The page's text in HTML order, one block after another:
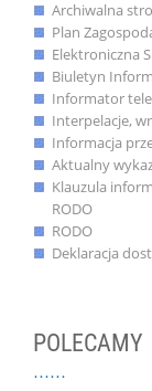
Archiwalna
Plan
Elektroniczna
Biuletyn
Informator
Interpelacje,
Informacja
Aktualny
Klauzula
RODO
RODO
Deklaracja
POLECAMY